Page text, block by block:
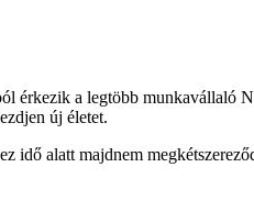
érkezik a legtöbb munkavállaló
új életet.
idő alatt majdnem